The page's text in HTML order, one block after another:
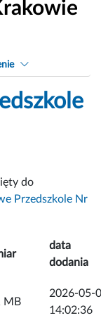
do
Przedszkole Nr
data
dodania
MB
2026-05-
14:02:36